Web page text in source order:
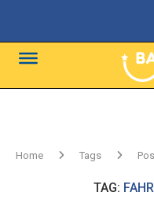
Home Tags
TAG: